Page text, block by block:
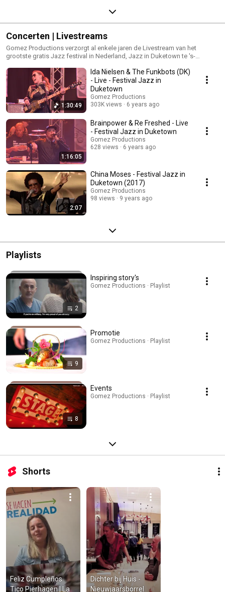
Concerten | Livestreams
Gomez Productions verzorgt al enkele jaren de Livestream van het
grootste gratis Jazz festival in Nederland, Jazz in Duketown te 's-
1:30:49
Ida Nielsen & The Funkbots (DK)
- Live - Festival Jazz in
Duketown
Gomez Productions
303K views
6 years ago
1:16:05
Brainpower & Re Freshed - Live
- Festival Jazz in Duketown
Gomez Productions
628 views
6 years ago
2:07
China Moses - Festival Jazz in
Duketown (2017)
Gomez Productions
98 views
9 years ago
Playlists
2
Inspiring story's
Gomez Productions · Playlist
9
Promotie
Gomez Productions · Playlist
8
Events
Gomez Productions · Playlist
Shorts
Feliz Cumpleños
Tico Pierhagen | La
Dichter bij Huis -
Nieuwjaarsborrel